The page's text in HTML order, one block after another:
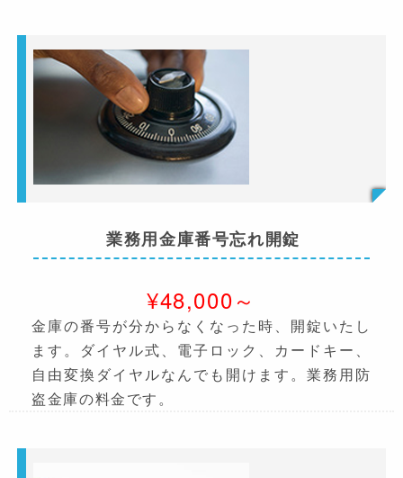
業務用金庫番号忘れ開錠
¥48,000～
金庫の番号が分からなくなった時、開錠いたし
ます。ダイヤル式、電子ロック、カードキー、
自由変換ダイヤルなんでも開けます。業務用防
盗金庫の料金です。